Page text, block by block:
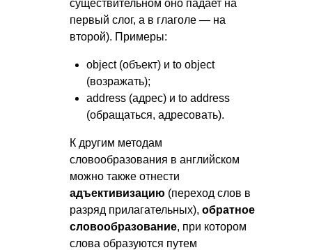
существительном оно падает на
первый слог, а в глаголе — на
второй). Примеры:
object (объект) и to object
(возражать);
address (адрес) и to address
(обращаться, адресовать).
К другим методам
словообразования в английском
можно также отнести
адъективизацию (переход слов в
разряд прилагательных), обратное
словообразование, при котором
слова образуются путем